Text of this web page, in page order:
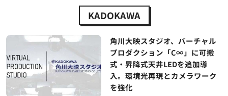
KADOKAWA
角川大映スタジオ、バーチャル
プロダクション「C∞」に可搬
式・昇降式天井LEDを追加導
入。環境光再現とカメラワーク
を強化